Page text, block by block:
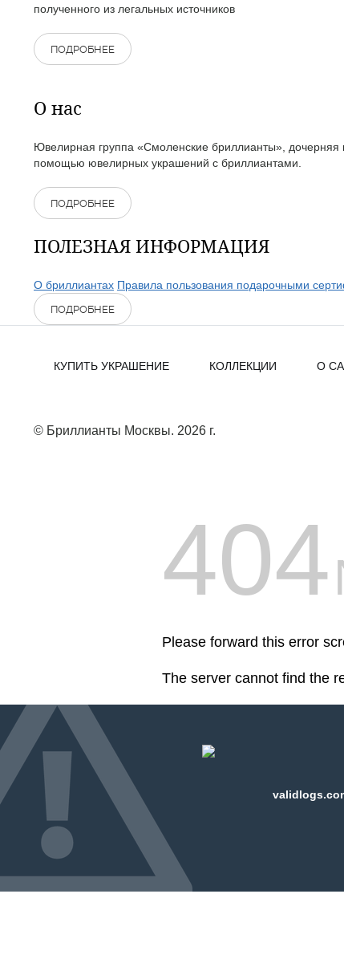
полученного из легальных источников
ПОДРОБНЕЕ
О нас
Ювелирная группа «Смоленские бриллианты»,
помощью ювелирных украшений с бриллиантами.
ПОДРОБНЕЕ
ПОЛЕЗНАЯ ИНФОРМАЦИЯ
О бриллиантах Правила пользования подарочными
ПОДРОБНЕЕ
КУПИТЬ УКРАШЕНИЕ КОЛЛЕКЦИИ О
© Бриллианты Москвы. 2026 г.
404
Please forward this error
The server cannot find the